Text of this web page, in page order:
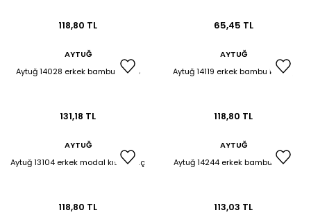
118,80 TL 65,45 TL
AYTUĞ
Aytuğ 14028 erkek bambu çorap
131,18 TL
AYTUĞ
Aytuğ 14119 erkek bambu k.konç
118,80 TL
AYTUĞ
Aytuğ 13104 erkek modal kısa konç
118,80 TL
AYTUĞ
Aytuğ 14244 erkek bambu patik
113,03 TL